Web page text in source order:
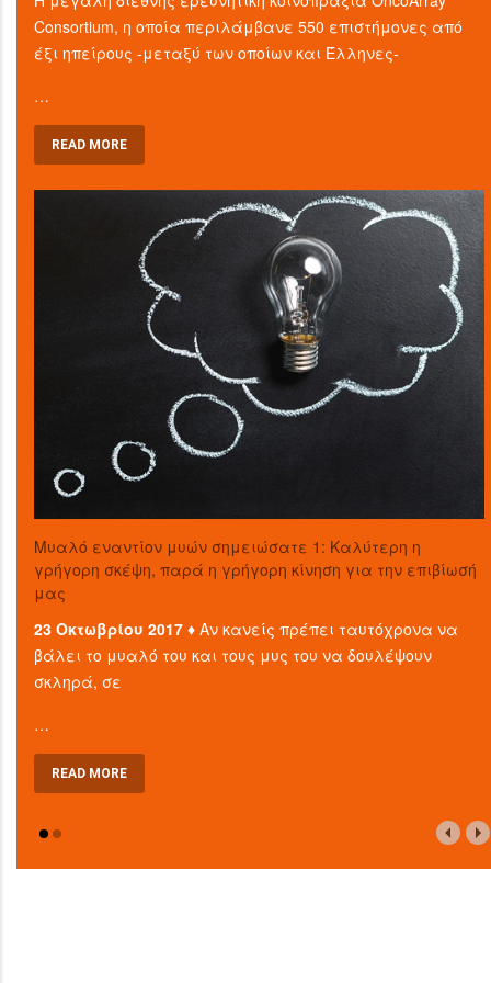
Consortium, η οποία περιλάμβανε 550 επιστήμονες από
έξι ηπείρους -μεταξύ των οποίων και Έλληνες-
…
READ MORE
Μυαλό εναντίον μυών σημειώσατε 1: Καλύτερη η
γρήγορη σκέψη, παρά η γρήγορη κίνηση για την επιβίωσή
μας
23 Οκτωβρίου 2017 ♦Αν κανείς πρέπει ταυτόχρονα να
βάλει το μυαλό του και τους μυς του να δουλέψουν
σκληρά, σε
…
READ MORE